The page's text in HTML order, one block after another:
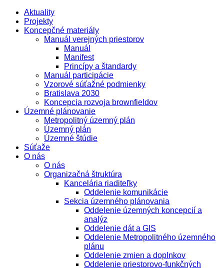
Aktuality
Projekty
Koncepčné materiály
Manuál verejných priestorov
Manuál
Manifest
Princípy a štandardy
Manuál participácie
Vzorové súťažné podmienky
Bratislava 2030
Koncepcia rozvoja brownfieldov
Územné plánovanie
Metropolitný územný plán
Územný plán
Územné štúdie
Súťaže
O nás
O nás
Organizačná štruktúra
Kancelária riaditeľky
Oddelenie komunikácie
Sekcia územného plánovania
Oddelenie územných koncepcií a
analýz
Oddelenie dát a GIS
Oddelenie Metropolitného územného
plánu
Oddelenie zmien a doplnkov
Oddelenie priestorovo-funkčných